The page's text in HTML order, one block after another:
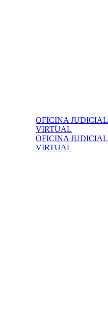
OFICINA JUDICIAL
VIRTUAL
OFICINA JUDICIAL
VIRTUAL